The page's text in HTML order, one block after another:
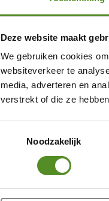
Deze website maakt
We gebruiken cookies
websiteverkeer te
media, adverteren en
verstrekt of die ze
Noodzakelijk